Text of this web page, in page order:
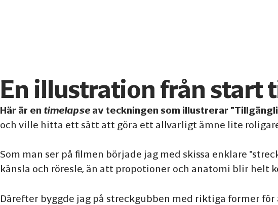
En illustration från start
Här är en timelapse av teckningen som illustrerar
och ville hitta ett sätt att göra ett allvarligt ämne lite
Som man ser på filmen började jag med skissa enklare
känsla och röresle, än att propotioner och anatomi blir helt
Därefter byggde jag på streckgubben med riktiga former